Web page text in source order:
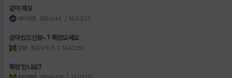
같이 해요
하이리프 조회수:44 | 14.03.25
살아있으신분~? 톡방오세요
팕뫄 조회수:106 | 14.02.09
톡방 있나요?